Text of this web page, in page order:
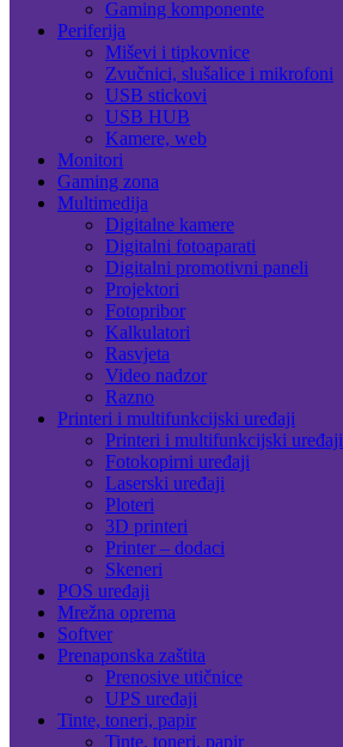
Gaming komponente
Periferija
Miševi i tipkovnice
Zvučnici, slušalice i mikrofoni
USB stickovi
USB HUB
Kamere, web
Monitori
Gaming zona
Multimedija
Digitalne kamere
Digitalni fotoaparati
Digitalni promotivni paneli
Projektori
Fotopribor
Kalkulatori
Rasvjeta
Video nadzor
Razno
Printeri i multifunkcijski uređaji
Printeri i multifunkcijski uređaji
Fotokopirni uređaji
Laserski uređaji
Ploteri
3D printeri
Printer – dodaci
Skeneri
POS uređaji
Mrežna oprema
Softver
Prenaponska zaštita
Prenosive utičnice
UPS uređaji
Tinte, toneri, papir
Tinte, toneri, papir